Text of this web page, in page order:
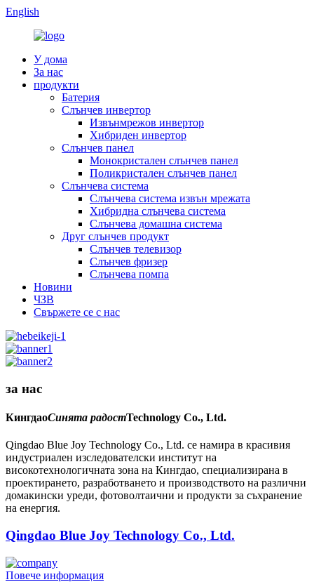
English
У дома
За нас
продукти
Батерия
Слънчев инвертор
Извънмрежов инвертор
Хибриден инвертор
Слънчев панел
Монокристален слънчев панел
Поликристален слънчев панел
Слънчева система
Слънчева система извън мрежата
Хибридна слънчева система
Слънчева домашна система
Друг слънчев продукт
Слънчев телевизор
Слънчев фризер
Слънчева помпа
Новини
ЧЗВ
Свържете се с нас
за нас
КингдаоСинята радостTechnology Co., Ltd.
Qingdao Blue Joy Technology Co., Ltd. се намира в красивия
индустриален изследователски институт на
високотехнологичната зона на Кингдао, специализирана в
проектирането, разработването и производството на различни
домакински уреди, фотоволтаични и продукти за съхранение
на енергия.
Qingdao Blue Joy Technology Co., Ltd.
Повече информация